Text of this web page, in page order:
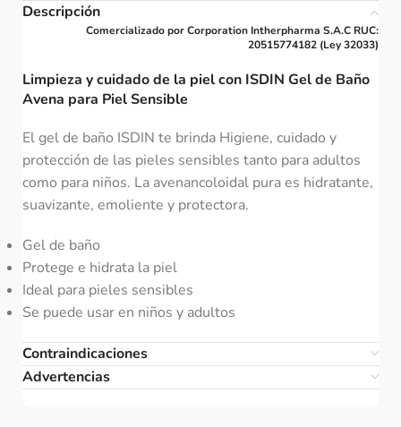
Descripción
Comercializado por Corporation Intherpharma S.A.C RUC:
20515774182 (Ley 32033)
Limpieza y cuidado de la piel con ISDIN Gel de Baño
Avena para Piel Sensible
El gel de baño ISDIN te brinda Higiene, cuidado y
protección de las pieles sensibles tanto para adultos
como para niños. La avenancoloidal pura es hidratante,
suavizante, emoliente y protectora.
Gel de baño
Protege e hidrata la piel
Ideal para pieles sensibles
Se puede usar en niños y adultos
Contraindicaciones
Advertencias